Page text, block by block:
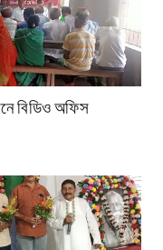
বিডিও অফিস